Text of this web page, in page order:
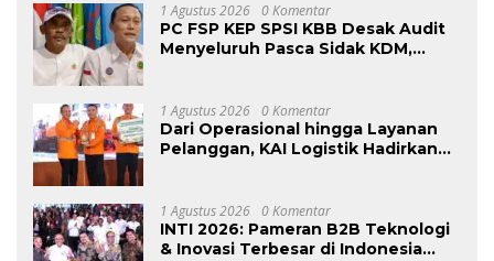
1 Agustus 2026 0 Komentar
PC FSP KEP SPSI KBB Desak Audit
Menyeluruh Pasca Sidak KDM,
Ketenagakerjaan”
1 Agustus 2026 0 Komentar
Dari Operasional hingga Layanan
Pelanggan, KAI Logistik Hadirkan
1 Agustus 2026 0 Komentar
INTI 2026: Pameran B2B Teknologi
& Inovasi Terbesar di Indonesia